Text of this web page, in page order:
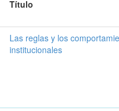
Título
Las reglas y los
institucionales